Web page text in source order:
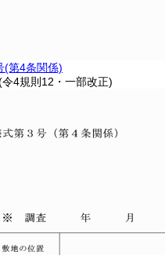
(第4条関係)
令4規則12・一部改正)